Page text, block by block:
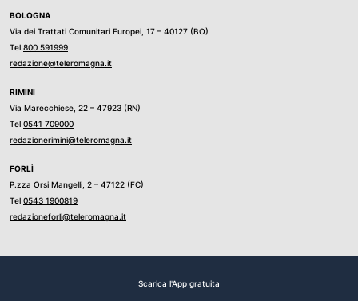
BOLOGNA
Via dei Trattati Comunitari Europei, 17 – 40127 (BO)
Tel 800 591999
redazione@teleromagna.it
RIMINI
Via Marecchiese, 22 – 47923 (RN)
Tel 0541 709000
redazionerimini@teleromagna.it
FORLÌ
P.zza Orsi Mangelli, 2 – 47122 (FC)
Tel 0543 1900819
redazioneforli@teleromagna.it
Scarica l'App gratuita